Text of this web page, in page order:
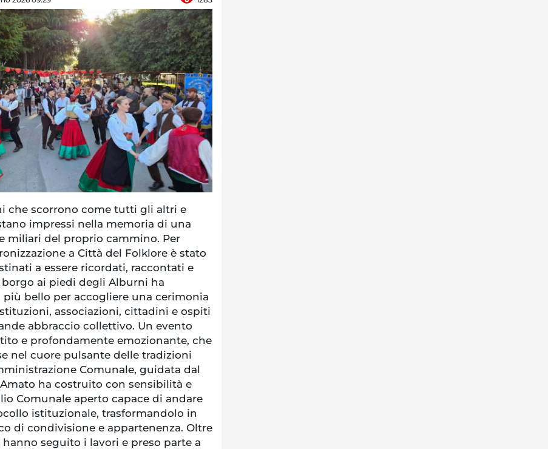
che scorrono come tutti gli altri e
impressi nella memoria di una
miliari del proprio cammino. Per
a Città del Folklore è stato
a essere ricordati, raccontati e
ai piedi degli Alburni ha
bello per accogliere una cerimonia
associazioni, cittadini e ospiti
abbraccio collettivo. Un evento
e profondamente emozionante, che
nel cuore pulsante delle tradizioni
Comunale, guidata dal
ha costruito con sensibilità e
Comunale aperto capace di andare
istituzionale, trasformandolo in
di condivisione e appartenenza. Oltre
seguito i lavori e preso parte a